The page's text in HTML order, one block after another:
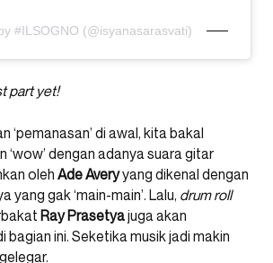
#ILSOGNO (@isyanasarasvati)
part yet!
‘pemanasan’ di awal, kita bakal
‘wow’ dengan adanya suara gitar
oleh Ade Averyyang dikenal dengan
yang gak ‘main-main’. Lalu, drum roll
Ray Prasetyajuga akan
bagian ini. Seketika musik jadi makin